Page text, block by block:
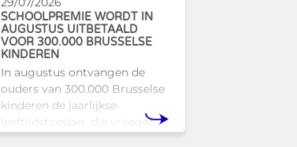
SCHOOLPREMIE WORDT IN
AUGUSTUS UITBETAALD
VOOR 300.000 BRUSSELSE
KINDEREN
In augustus ontvangen de
ouders van 300.000 Brusselse
kinderen de jaarlijkse
leeftijdstoeslag, die vroeger